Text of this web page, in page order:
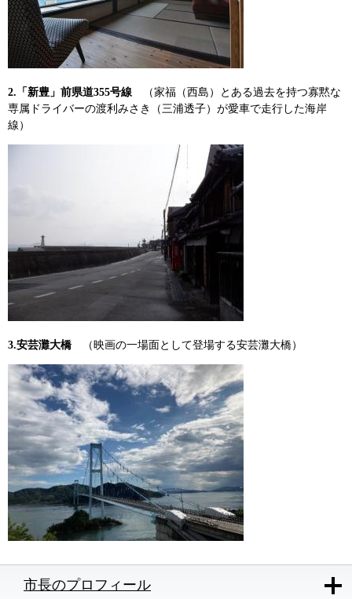
2.「新豊」前県道355号線 （家福（西島）とある過去を持つ寡黙な
専属ドライバーの渡利みさき（三浦透子）が愛車で走行した海岸
線）
3.安芸灘大橋 （映画の一場面として登場する安芸灘大橋）
市長のプロフィール